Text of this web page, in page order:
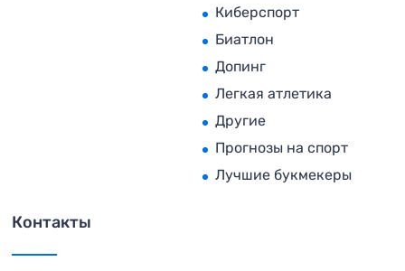
Киберспорт
Биатлон
Допинг
Легкая атлетика
Другие
Прогнозы на спорт
Лучшие букмекеры
Контакты